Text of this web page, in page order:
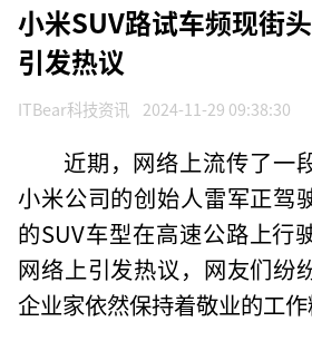
小米SUV路试车频现街
引发热议
ITBear科技资讯 2024-11-29 09:38:30
近期，网络上流传了一
小米公司的创始人雷军正驾
的SUV车型在高速公路上行
网络上引发热议，网友们纷
企业家依然保持着敬业的工作